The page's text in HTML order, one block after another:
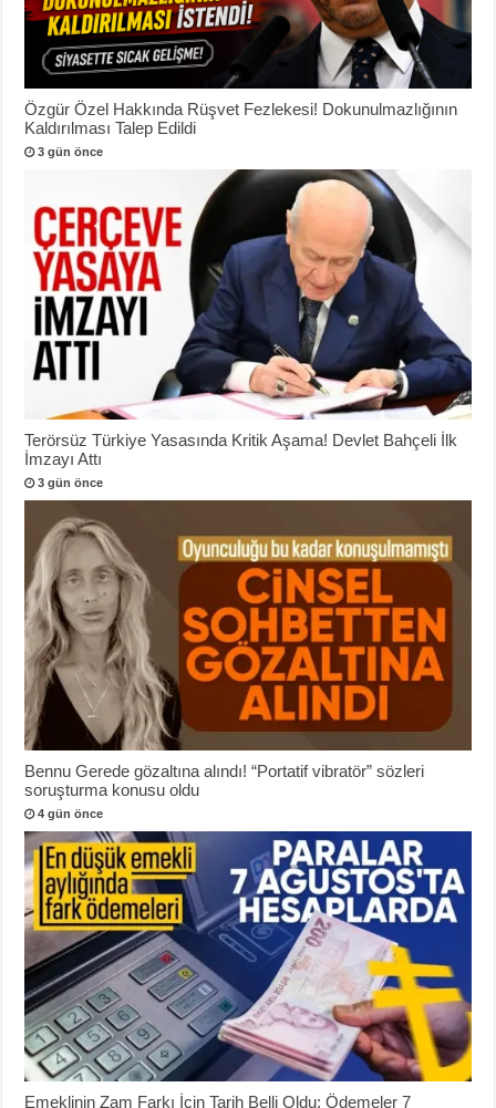
Özgür Özel Hakkında Rüşvet Fezlekesi! Dokunulmazlığının
Kaldırılması Talep Edildi
3 gün önce
Terörsüz Türkiye Yasasında Kritik Aşama! Devlet Bahçeli İlk
İmzayı Attı
3 gün önce
Bennu Gerede gözaltına alındı! “Portatif vibratör” sözleri
soruşturma konusu oldu
4 gün önce
Emeklinin Zam Farkı İçin Tarih Belli Oldu: Ödemeler 7